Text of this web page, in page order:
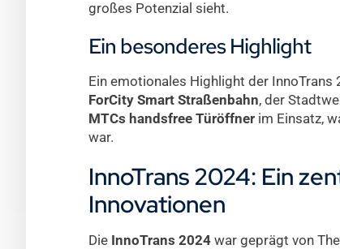
großes Potenzial sieht.
Ein besonderes Highlight
Ein emotionales Highlight der
ForCity Smart Straßenbahn, der
MTCs handsfree Türöffnerim Einsatz,
war.
InnoTrans 2024: Ein
Innovationen
Die InnoTrans 2024war geprägt von